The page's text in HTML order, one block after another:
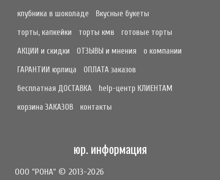
клубника в шоколаде
Вкусные букеты
торты, капкейки
торты кмв
готовые торты
АКЦИИ и скидки
ОТЗЫВЫ и мнения
о компании
ГАРАНТИИ юрлица
ОПЛАТА заказов
бесплатная ДОСТАВКА
help-центр КЛИЕНТАМ
корзина ЗАКАЗОВ
контакты
юр. информация
ООО "РОНА" © 2013-2026